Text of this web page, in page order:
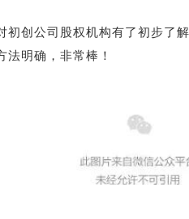
创公司股权机构有了初步了解
法明确，非常棒！